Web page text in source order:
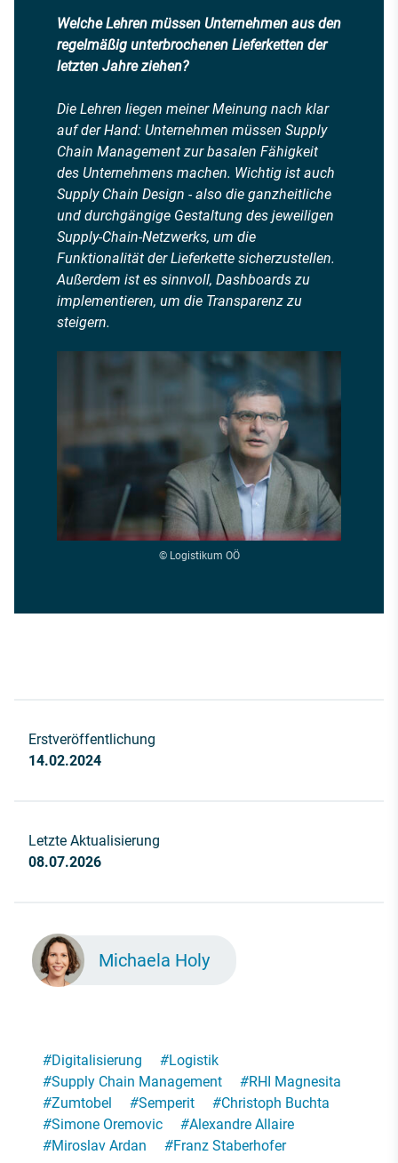
Welche Lehren müssen Unternehmen aus den
regelmäßig unterbrochenen Lieferketten der
letzten Jahre ziehen?
Die Lehren liegen meiner Meinung nach klar
auf der Hand: Unternehmen müssen Supply
Chain Management zur basalen Fähigkeit
des Unternehmens machen. Wichtig ist auch
Supply Chain Design - also die ganzheitliche
und durchgängige Gestaltung des jeweiligen
Supply-Chain-Netzwerks, um die
Funktionalität der Lieferkette sicherzustellen.
Außerdem ist es sinnvoll, Dashboards zu
implementieren, um die Transparenz zu
steigern.
© Logistikum OÖ
Erstveröffentlichung
14.02.2024
Letzte Aktualisierung
08.07.2026
Michaela Holy
#Digitalisierung #Logistik
#Supply Chain Management #RHI Magnesita
#Zumtobel #Semperit #Christoph Buchta
#Simone Oremovic #Alexandre Allaire
#Miroslav Ardan #Franz Staberhofer